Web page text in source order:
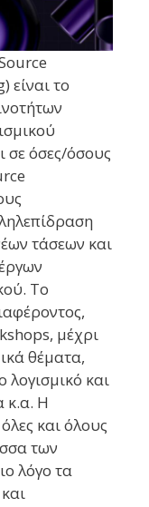
το
σε όσες/όσους
τάσεων και
Το
μέχρι
θέματα,
λογισμικό και
κ.α. Η
και όλους
των
λόγο τα